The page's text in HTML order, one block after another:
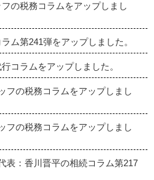
の税務コラムをアップしまし
ム第241弾をアップしました。
コラムをアップしました。
の税務コラムをアップしまし
の税務コラムをアップしまし
：香川晋平の相続コラム第217